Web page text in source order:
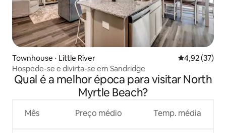
Townhouse ⋅ Little River 4,92 de uma
4,92 (37)
Hospede-se e divirta-se em Sandridge
Qual é a melhor época para visitar North
Myrtle Beach?
Mês Preço médio Temp. média